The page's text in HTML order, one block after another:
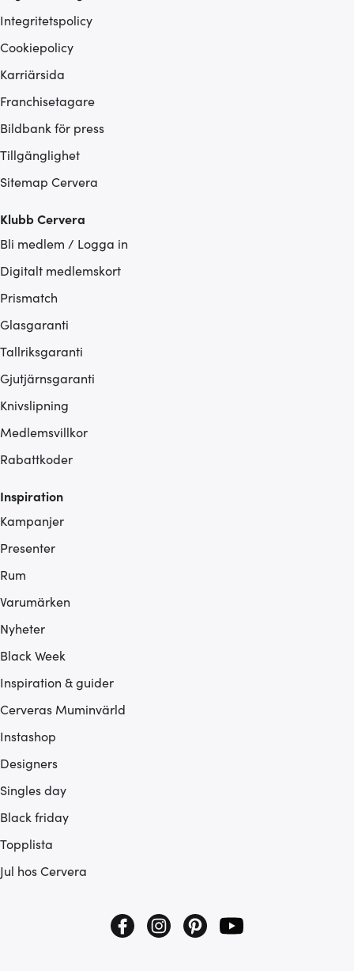
Integritetspolicy
Cookiepolicy
Karriärsida
Franchisetagare
Bildbank för press
Tillgänglighet
Sitemap Cervera
Klubb Cervera
Bli medlem / Logga in
Digitalt medlemskort
Prismatch
Glasgaranti
Tallriksgaranti
Gjutjärnsgaranti
Knivslipning
Medlemsvillkor
Rabattkoder
Inspiration
Kampanjer
Presenter
Rum
Varumärken
Nyheter
Black Week
Inspiration & guider
Cerveras Muminvärld
Instashop
Designers
Singles day
Black friday
Topplista
Jul hos Cervera